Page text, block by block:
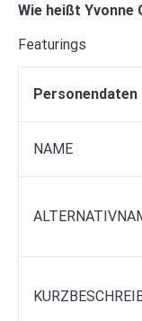
Wie heißt
Featurings
Personendaten
NAME